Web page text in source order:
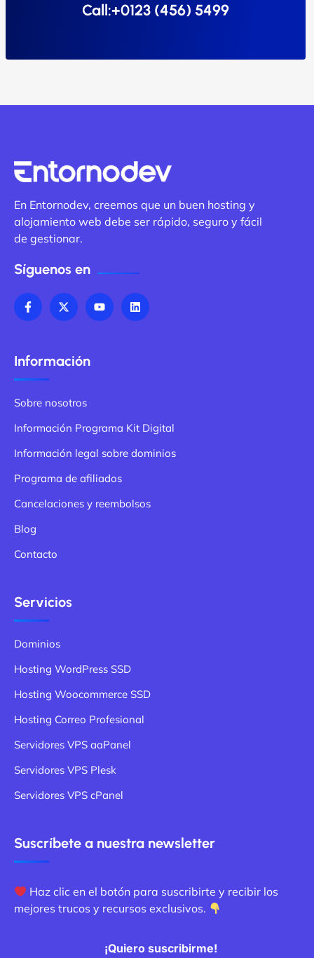
Call:+0123 (456) 5499
En Entornodev, creemos que un buen hosting y
alojamiento web debe ser rápido, seguro y fácil
de gestionar.
Síguenos en
Información
Sobre nosotros
Información Programa Kit Digital
Información legal sobre dominios
Programa de afiliados
Cancelaciones y reembolsos
Blog
Contacto
Servicios
Dominios
Hosting WordPress SSD
Hosting Woocommerce SSD
Hosting Correo Profesional
Servidores VPS aaPanel
Servidores VPS Plesk
Servidores VPS cPanel
Suscríbete a nuestra newsletter
Haz clic en el botón para suscribirte y recibir los
mejores trucos y recursos exclusivos.
¡Quiero suscribirme!